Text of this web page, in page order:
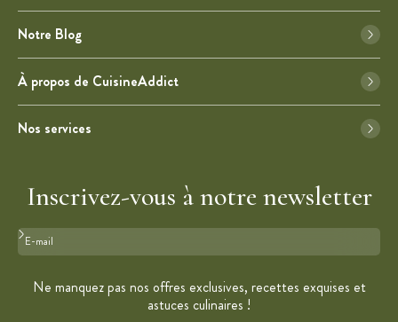
Notre Blog
À propos de CuisineAddict
Nos services
Inscrivez-vous à notre newsletter
Format : adresse@email.com
Ne manquez pas nos offres exclusives, recettes exquises et
astuces culinaires !